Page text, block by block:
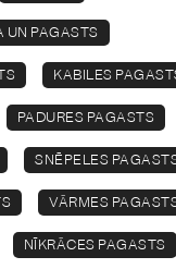
UN PAGASTS
KABILES
PADURES PAGASTS
SNĒPELES
VĀRMES
NĪKRĀCES PAGASTS